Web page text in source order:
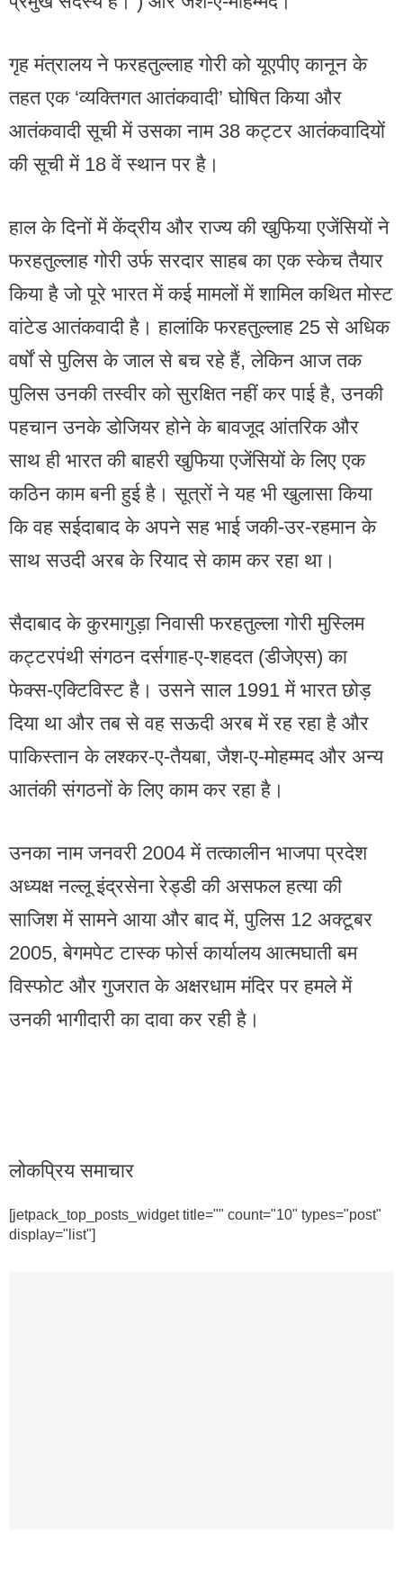
गृह मंत्रालय ने फरहतुल्लाह गोरी को यूएपीए कानून के
तहत एक ‘व्यक्तिगत आतंकवादी’ घोषित किया और
आतंकवादी सूची में उसका नाम 38 कट्टर आतंकवादियों
की सूची में 18 वें स्थान पर है।
हाल के दिनों में केंद्रीय और राज्य की खुफिया एजेंसियों ने
फरहतुल्लाह गोरी उर्फ ​​सरदार साहब का एक स्केच तैयार
किया है जो पूरे भारत में कई मामलों में शामिल कथित मोस्ट
वांटेड आतंकवादी है। हालांकि फरहतुल्लाह 25 से अधिक
वर्षों से पुलिस के जाल से बच रहे हैं, लेकिन आज तक
पुलिस उनकी तस्वीर को सुरक्षित नहीं कर पाई है, उनकी
पहचान उनके डोजियर होने के बावजूद आंतरिक और
साथ ही भारत की बाहरी खुफिया एजेंसियों के लिए एक
कठिन काम बनी हुई है। सूत्रों ने यह भी खुलासा किया
कि वह सईदाबाद के अपने सह भाई जकी-उर-रहमान के
साथ सउदी अरब के रियाद से काम कर रहा था।
सैदाबाद के कुरमागुड़ा निवासी फरहतुल्ला गोरी मुस्लिम
कट्टरपंथी संगठन दर्सगाह-ए-शहदत (डीजेएस) का
फेक्स-एक्टिविस्ट है। उसने साल 1991 में भारत छोड़
दिया था और तब से वह सऊदी अरब में रह रहा है और
पाकिस्तान के लश्कर-ए-तैयबा, जैश-ए-मोहम्मद और अन्य
आतंकी संगठनों के लिए काम कर रहा है।
उनका नाम जनवरी 2004 में तत्कालीन भाजपा प्रदेश
अध्यक्ष नल्लू इंद्रसेना रेड्डी की असफल हत्या की
साजिश में सामने आया और बाद में, पुलिस 12 अक्टूबर
2005, बेगमपेट टास्क फोर्स कार्यालय आत्मघाती बम
विस्फोट और गुजरात के अक्षरधाम मंदिर पर हमले में
उनकी भागीदारी का दावा कर रही है।
लोकप्रिय समाचार
[jetpack_top_posts_widget title="" count="10" types="post"
display="list"]